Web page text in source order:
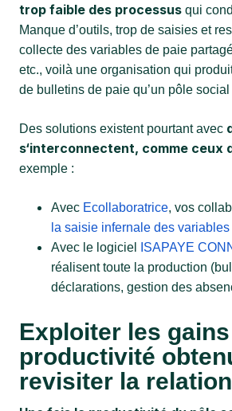
trop faible des processus qui
Manque d’outils, trop de saisies et
collecte des variables de paie
etc., voilà une organisation qui
de bulletins de paie qu’un pôle
Des solutions existent pourtant avec
s‘interconnectent, comme ceux
exemple :
Avec Ecollaboratrice, vos
la saisie infernale des
Avec le logiciel
ISAPAYE
réalisent toute la production
déclarations, gestion des
Exploiter les
productivité
revisiter la